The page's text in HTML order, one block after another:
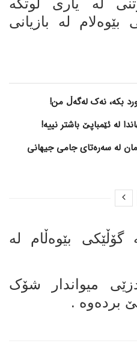
بێوەلام لە بازیانی
بکە، نەک لەگەڵ من!
لە ئێمباپێ باشتر نییە!
لە سەرەتای جامی جیهانی
گۆڵێکی بێوەڵام لە
میواندار شۆک